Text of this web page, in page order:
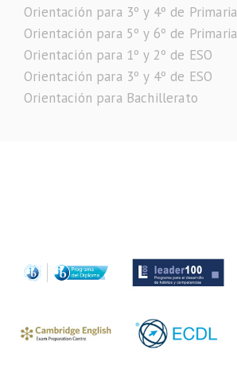
Orientación para 3º y 4º de Primaria
Orientación para 5º y 6º de Primaria
Orientación para 1º y 2º de ESO
Orientación para 3º y 4º de ESO
Orientación para Bachillerato